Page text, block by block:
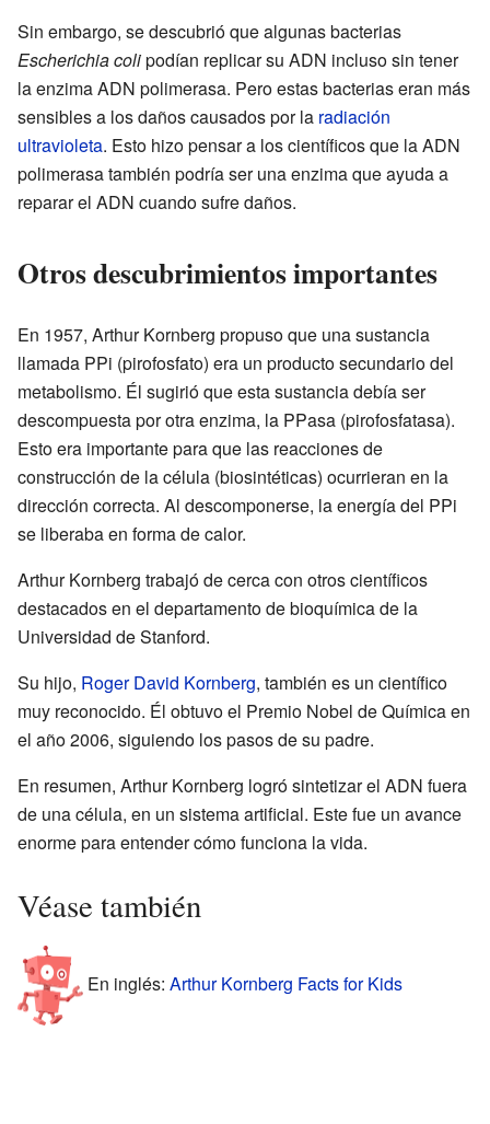
Sin embargo, se descubrió que algunas bacterias
Escherichia colipodían replicar su ADN incluso sin tener
la enzima ADN polimerasa. Pero estas bacterias eran más
sensibles a los daños causados por la radiación
ultravioleta. Esto hizo pensar a los científicos que la ADN
polimerasa también podría ser una enzima que ayuda a
reparar el ADN cuando sufre daños.
Otros descubrimientos importantes
En 1957, Arthur Kornberg propuso que una sustancia
llamada PPi (pirofosfato) era un producto secundario del
metabolismo. Él sugirió que esta sustancia debía ser
descompuesta por otra enzima, la PPasa (pirofosfatasa).
Esto era importante para que las reacciones de
construcción de la célula (biosintéticas) ocurrieran en la
dirección correcta. Al descomponerse, la energía del PPi
se liberaba en forma de calor.
Arthur Kornberg trabajó de cerca con otros científicos
destacados en el departamento de bioquímica de la
Universidad de Stanford.
Su hijo, Roger David Kornberg, también es un científico
muy reconocido. Él obtuvo el Premio Nobel de Química en
el año 2006, siguiendo los pasos de su padre.
En resumen, Arthur Kornberg logró sintetizar el ADN fuera
de una célula, en un sistema artificial. Este fue un avance
enorme para entender cómo funciona la vida.
Véase también
En inglés: Arthur Kornberg Facts for Kids